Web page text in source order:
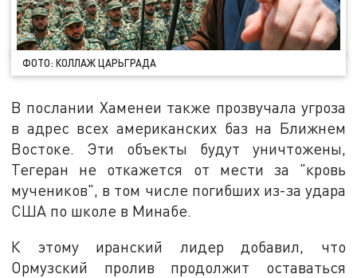
ФОТО: КОЛЛАЖ ЦАРЬГРАДА
В послании Хаменеи также прозвучала угроза
в адрес всех американских баз на Ближнем
Востоке. Эти объекты будут уничтожены,
Тегеран не откажется от мести за "кровь
мучеников", в том числе погибших из-за удара
США по школе в Минабе.
К этому иранский лидер добавил, что
Ормузский пролив продолжит оставаться